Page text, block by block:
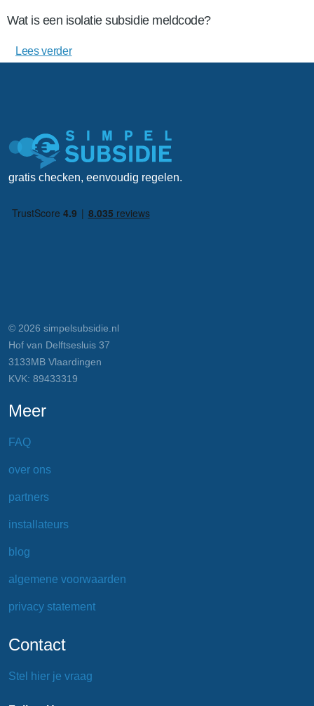
Wat is een isolatie subsidie meldcode?
Lees verder
gratis checken, eenvoudig regelen.
© 2026 simpelsubsidie.nl
Hof van Delftsesluis 37
3133MB Vlaardingen
KVK: 89433319
Meer
FAQ
over ons
partners
installateurs
blog
algemene voorwaarden
privacy statement
Contact
Stel hier je vraag